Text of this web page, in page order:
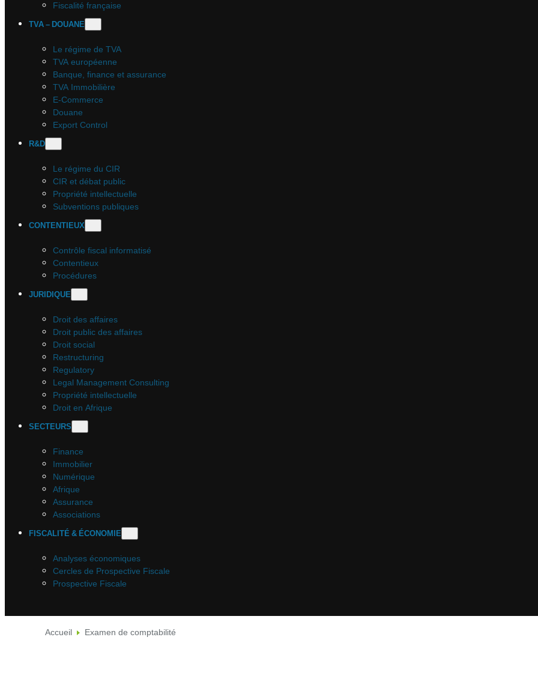
Fiscalité française
TVA – DOUANE
Le régime de TVA
TVA européenne
Banque, finance et assurance
TVA Immobilière
E-Commerce
Douane
Export Control
R&D
Le régime du CIR
CIR et débat public
Propriété intellectuelle
Subventions publiques
CONTENTIEUX
Contrôle fiscal informatisé
Contentieux
Procédures
JURIDIQUE
Droit des affaires
Droit public des affaires
Droit social
Restructuring
Regulatory
Legal Management Consulting
Propriété intellectuelle
Droit en Afrique
SECTEURS
Finance
Immobilier
Numérique
Afrique
Assurance
Associations
FISCALITÉ & ÉCONOMIE
Analyses économiques
Cercles de Prospective Fiscale
Prospective Fiscale
Accueil Examen de comptabilité